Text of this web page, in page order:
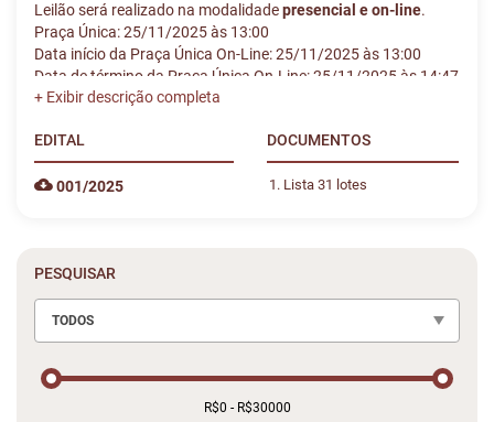
Leilão será realizado na modalidadepresencial e on-line.
Praça Única: 25/11/2025 às 13:00
Data início da Praça Única On-Line: 25/11/2025 às 13:00
Data de término da Praça Única On-Line: 25/11/2025 às 14:47
EDITAL
001/2025
DOCUMENTOS
Lista 31 lotes
PESQUISAR
TODOS